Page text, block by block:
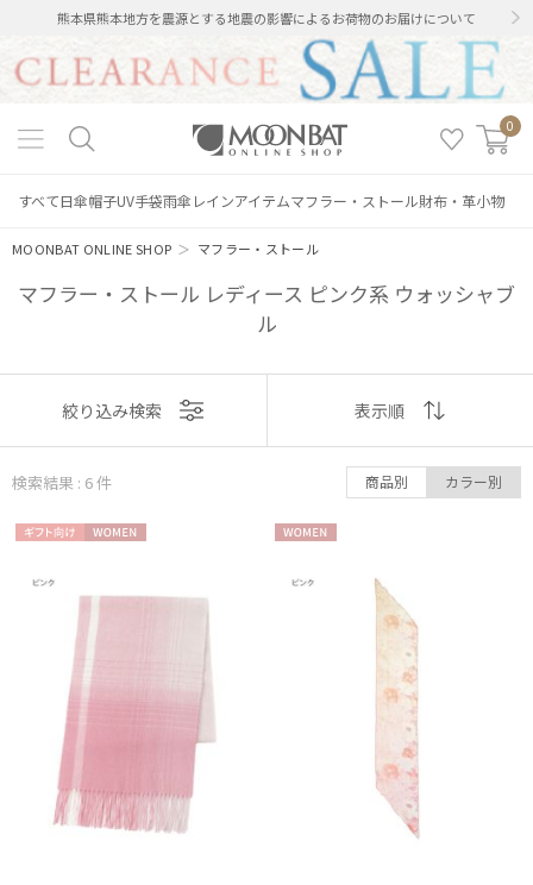
熊本県熊本地方を震源とする地震の影響によるお荷物のお届けについて
0
すべて日傘帽子UV手袋雨傘 レインアイテムマフラー・ストール財布・革小物
MOONBAT ONLINE SHOP ＞ マフラー・ストール
マフラー・ストール レディース ピンク系 ウォッシャブ
ル
絞り込み
レディース キッズ
カテゴリー
ブランド
表示
おすすめ
価格の高い
価格の低い
人気順
売上点数順
絞り込み検索 表示順
検索結果 : 6件 商品別 カラー別
向け